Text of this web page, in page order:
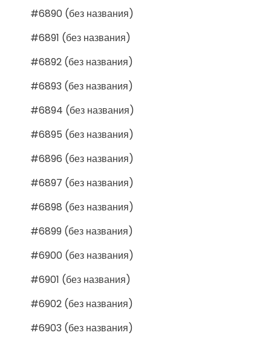
#6890 (без названия)
#6891 (без названия)
#6892 (без названия)
#6893 (без названия)
#6894 (без названия)
#6895 (без названия)
#6896 (без названия)
#6897 (без названия)
#6898 (без названия)
#6899 (без названия)
#6900 (без названия)
#6901 (без названия)
#6902 (без названия)
#6903 (без названия)